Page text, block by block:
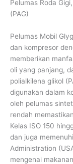
Pelumas Roda
(PAG)
Pelumas Mobil
dan kompresor
memberikan
oli yang panjang,
polialkilena glikol
digunakan dalam
oleh pelumas
rendah
Kelas ISO 150
dan juga
Administration
mengenai